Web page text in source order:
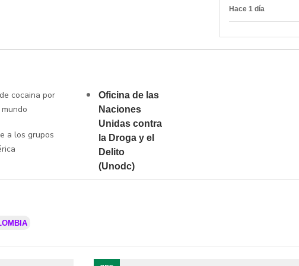
Hace 1 día
cocaina por
a los grupos
Oficina de las
Naciones
Unidas contra
la Droga y el
Delito
(Unodc)